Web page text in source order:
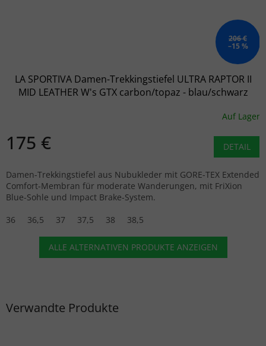
Verwandte Produkte
206 €
–15 %
LA SPORTIVA Damen-Trekkingstiefel ULTRA RAPTOR II
MID LEATHER W's GTX carbon/topaz - blau/schwarz
Auf Lager
175 € DETAIL
Damen-Trekkingstiefel aus Nubukleder mit GORE-TEX Extended
Comfort-Membran für moderate Wanderungen, mit FriXion
Blue-Sohle und Impact Brake-System.
36
36,5 37 37,5 38 38,5
ALLE ALTERNATIVEN PRODUKTE ANZEIGEN